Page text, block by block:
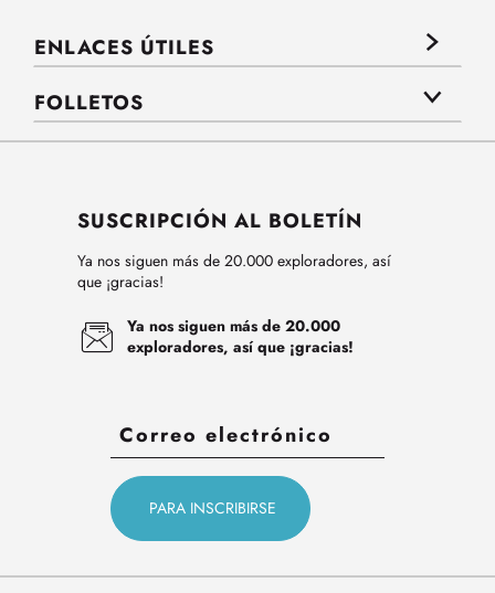
ENLACES ÚTILES
FOLLETOS
SUSCRIPCIÓN AL BOLETÍN
Ya nos siguen más de 20.000 exploradores, así
que ¡gracias!
Ya nos siguen más de 20.000
exploradores, así que ¡gracias!